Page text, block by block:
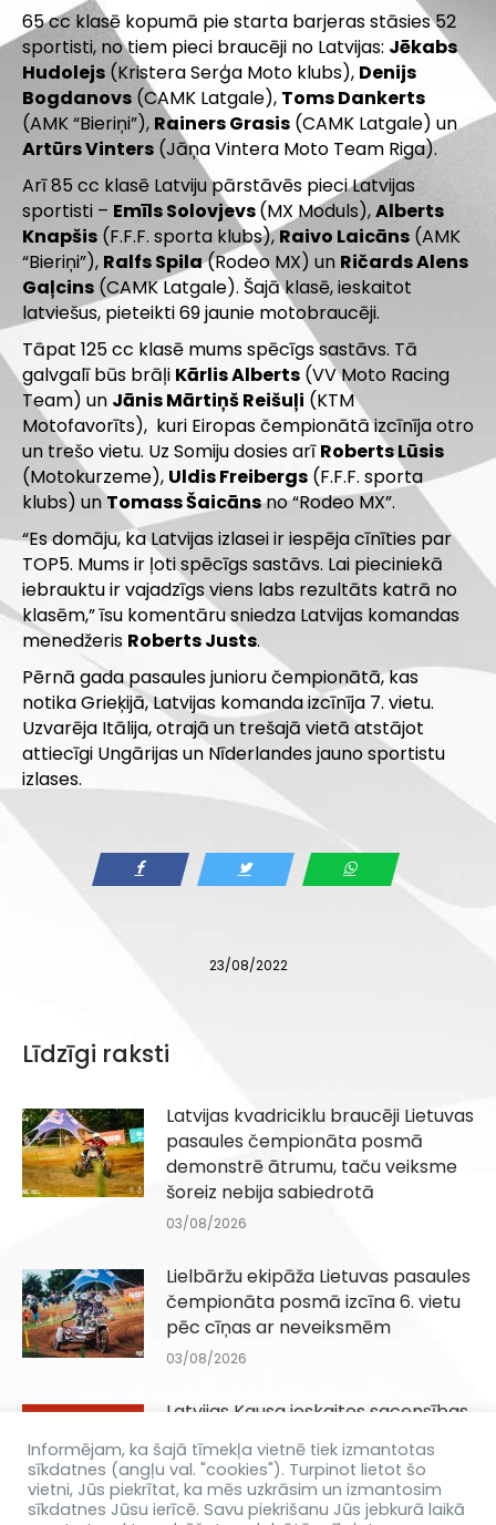
65 cc klasē kopumā pie starta barjeras stāsies 52
sportisti, no tiem pieci braucēji no Latvijas: Jēkabs
Hudolejs (Kristera Serģa Moto klubs), Denijs
Bogdanovs (CAMK Latgale), Toms Dankerts
(AMK “Bieriņi”), Rainers Grasis (CAMK Latgale) un
Artūrs Vinters (Jāņa Vintera Moto Team Riga).
Arī 85 cc klasē Latviju pārstāvēs pieci Latvijas
sportisti – Emīls Solovjevs(MX Moduls),Alberts
Knapšis (F.F.F. sporta klubs),Raivo Laicāns (AMK
“Bieriņi”), Ralfs Spila(Rodeo MX) un Ričards Alens
Gaļcins (CAMK Latgale). Šajā klasē, ieskaitot
latviešus, pieteikti 69 jaunie motobraucēji.
Tāpat 125 cc klasē mums spēcīgs sastāvs. Tā
galvgalī būs brāļi Kārlis Alberts (VV Moto Racing
Team) un Jānis Mārtiņš Reišuļi (KTM
Motofavorīts), kuri Eiropas čempionātā izcīnīja otro
un trešo vietu. Uz Somiju dosies arīRoberts Lūsis
(Motokurzeme), Uldis Freibergs (F.F.F. sporta
klubs) unTomass Šaicānsno “Rodeo MX”.
“Es domāju, ka Latvijas izlasei ir iespēja cīnīties par
TOP5. Mums ir ļoti spēcīgs sastāvs. Lai pieciniekā
iebrauktu ir vajadzīgs viens labs rezultāts katrā no
klasēm,” īsu komentāru sniedza Latvijas komandas
menedžeris Roberts Justs.
Pērnā gada pasaules junioru čempionātā, kas
notika Grieķijā, Latvijas komanda izcīnīja 7. vietu.
Uzvarēja Itālija, otrajā un trešajā vietā atstājot
attiecīgi Ungārijas un Nīderlandes jauno sportistu
izlases.
23/08/2022
Līdzīgi raksti
Latvijas kvadriciklu braucēji Lietuvas
pasaules čempionāta posmā
demonstrē ātrumu, taču veiksme
šoreiz nebija sabiedrotā
03/08/2026
Lielbāržu ekipāža Lietuvas pasaules
čempionāta posmā izcīna 6. vietu
pēc cīņas ar neveiksmēm
03/08/2026
Latvijas Kausa ieskaites sacensības
Q100, QJuniori un QIesācēji klasēm
Dēliņkalnā 29.08.2026
31/07/2026
Informējam, ka šajā tīmekļa vietnē tiek izmantotas
sīkdatnes (angļu val. "cookies"). Turpinot lietot šo
vietni, Jūs piekrītat, ka mēs uzkrāsim un izmantosim
sīkdatnes Jūsu ierīcē. Savu piekrišanu Jūs jebkurā laikā